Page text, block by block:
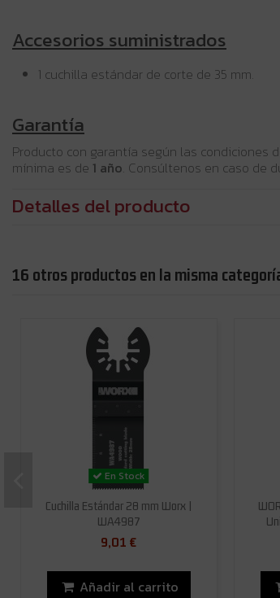
Accesorios suministrados
1 cuchilla estándar de corte de 35 mm.
Garantía
Producto con garantía según las condiciones
mínima es de 1 año. Consúltenos en caso de
Detalles del producto
16 otros productos en la misma
En Stock
Cuchilla Estándar 28 mm Worx |
WA4987
9,01 €
Añadir al carrito